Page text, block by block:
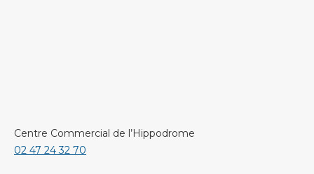
Centre Commercial de l’Hippodrome
02 47 24 32 70